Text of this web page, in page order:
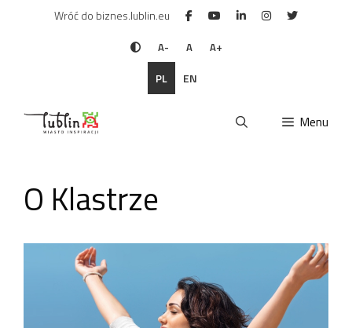
Wróć do biznes.lublin.eu
A- A A+
PL EN
Menu
O Klastrze